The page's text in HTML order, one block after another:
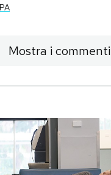
Mostra i commenti